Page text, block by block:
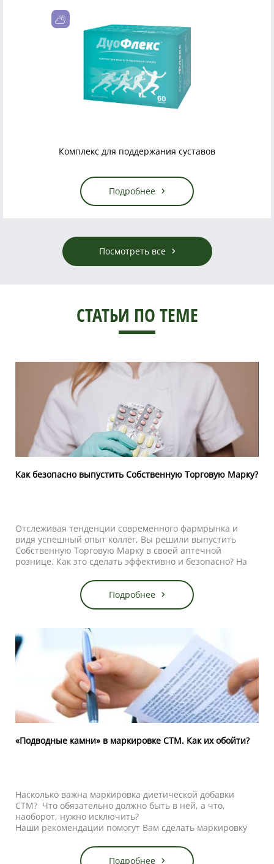
Комплекс для поддержания суставов
Подробнее
Посмотреть все
СТАТЬИ ПО ТЕМЕ
Как безопасно выпустить Собственную Торговую Марку?
Отслеживая тенденции современного фармрынка и
видя успешный опыт коллег, Вы решили выпустить
Собственную Торговую Марку в своей аптечной
рознице. Как это сделать эффективно и безопасно? На
Вот несколько советов, которые помогут избежать
ошибок при разработке и запуске СТМ:
Подробнее
«Подводные камни» в маркировке СТМ. Как их обойти?
Насколько важна маркировка диетической добавки
СТМ? Что обязательно должно быть в ней, а что,
наоборот, нужно исключить?
Наши рекомендации помогут Вам сделать маркировку
неприятностей.
Подробнее